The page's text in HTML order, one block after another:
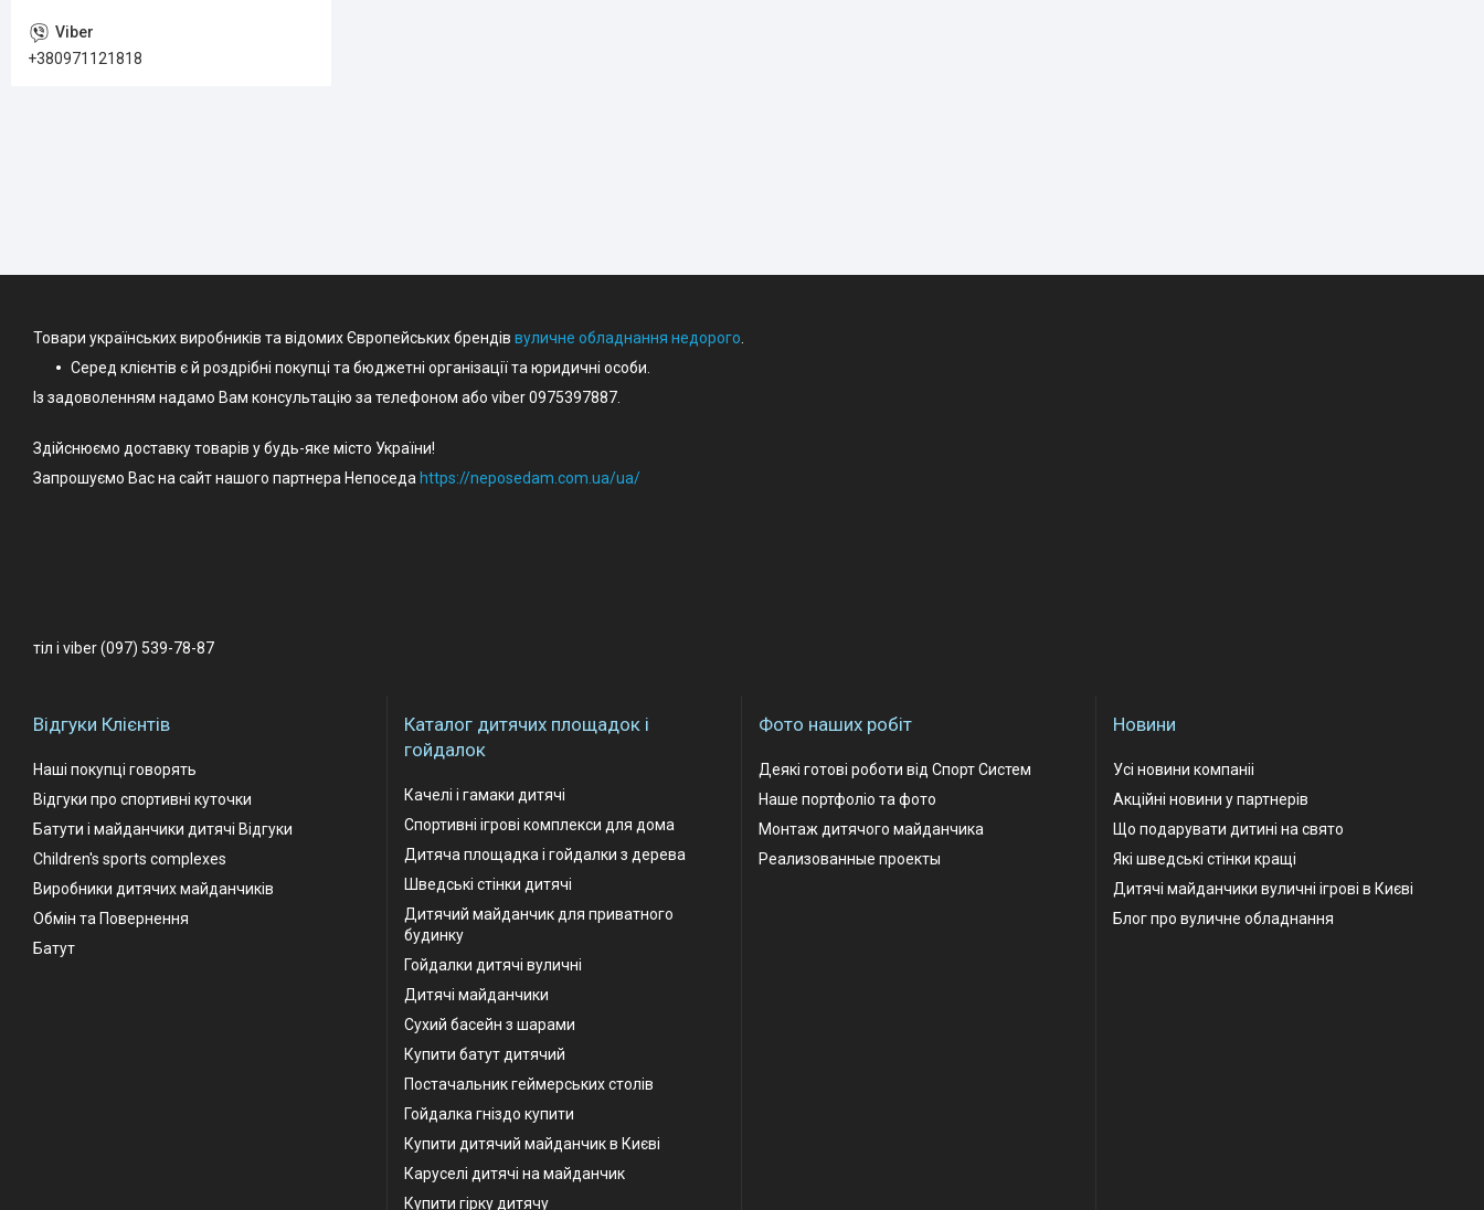
+380971121818
Товари українських виробників та відомих Європейських брендів вуличне обладнання недорого
Серед клієнтів є й роздрібні покупці та бюджетні організації та юридичні особи.
Із задоволенням надамо Вам консультацію за телефоном або viber 0975397887.
Здійснюємо доставку товарів у будь-яке місто України!
Запрошуємо Вас на сайт нашого партнера Непоседа https://neposedam.com.ua/ua/
тіл і viber (097) 539-78-87
Відгуки Клієнтів
Наші покупці говорять
Відгуки про спортивні куточки
Батути і майданчики дитячі Відгуки
Children's sports complexes
Виробники дитячих майданчиків
Обмін та Повернення
Батут
Каталог дитячих площадок і
гойдалок
Качелі і гамаки дитячі
Спортивні ігрові комплекси для дома
Дитяча площадка і гойдалки з дерева
Шведські стінки дитячі
Дитячий майданчик для приватного
будинку
Гойдалки дитячі вуличні
Дитячі майданчики
Сухий басейн з шарами
Купити батут дитячий
Постачальник геймерських столів
Гойдалка гніздо купити
Купити дитячий майданчик в Києві
Каруселі дитячі на майданчик
Купити гірку дитячу
Фото наших робіт
Деякі готові роботи від Спорт Систем
Наше портфоліо та фото
Монтаж дитячого майданчика
Реализованные проекты
Новини
Усі новини компаніі
Акційні новини у партнерів
Що подарувати дитині на свято
Які шведські стінки кращі
Дитячі майданчики вуличні ігрові в Києві
Блог про вуличне обладнання